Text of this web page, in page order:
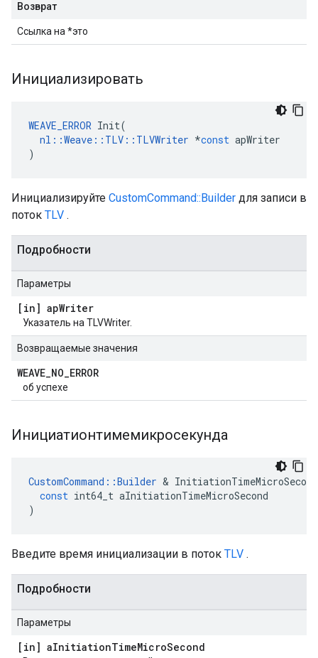
Возврат
Ссылка на *это
Инициализировать
WEAVE_ERROR Init(
nl ::Weave :: TLV :: TLVWriter *const apWriter
)
Инициализируйте CustomCommand::Builder для записи в
поток TLV .
Подробности
Параметры
[in] apWriter
Указатель на TLVWriter.
Возвращаемые значения
WEAVE_NO_ERROR
об успехе
Инициатионтимемикросекунда
CustomCommand ::Builder & InitiationTimeMicroSecond
const int64_t aInitiationTimeMicroSecond
)
Введите время инициализации в поток TLV .
Подробности
Параметры
[in] aInitiationTimeMicroSecond